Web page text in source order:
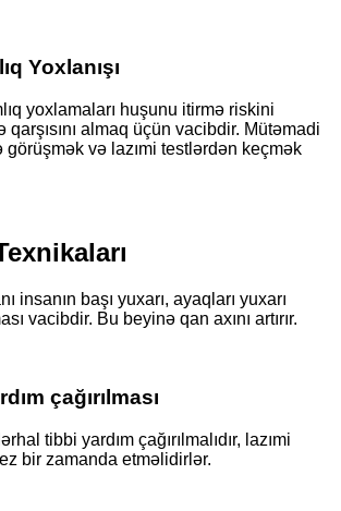
Yoxlanışı
yoxlamaları huşunu itirmə riskini
qarşısını almaq üçün vacibdir. Mütəmadi
və lazımi testlərdən keçmək
insanın başı yuxarı, ayaqları yuxarı
vacibdir. Bu beyinə qan axını artırır.
çağırılması
tibbi yardım çağırılmalıdır, lazımi
bir zamanda etməlidirlər.